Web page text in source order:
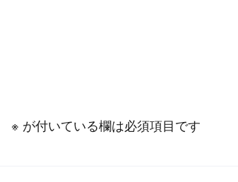
※ が付いている欄は必須項目です